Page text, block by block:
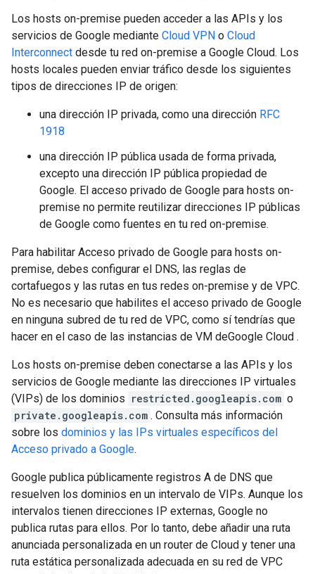
Los hosts on-premise pueden acceder a las APIs y los
servicios de Google mediante Cloud VPN o Cloud
Interconnect desde tu red on-premise a Google Cloud. Los
hosts locales pueden enviar tráfico desde los siguientes
tipos de direcciones IP de origen:
una dirección IP privada, como una dirección RFC
1918
una dirección IP pública usada de forma privada,
excepto una dirección IP pública propiedad de
Google. El acceso privado de Google para hosts on-
premise no permite reutilizar direcciones IP públicas
de Google como fuentes en tu red on-premise.
Para habilitar Acceso privado de Google para hosts on-
premise, debes configurar el DNS, las reglas de
cortafuegos y las rutas en tus redes on-premise y de VPC.
No es necesario que habilites el acceso privado de Google
en ninguna subred de tu red de VPC, como sí tendrías que
hacer en el caso de las instancias de VM deGoogle Cloud .
Los hosts on-premise deben conectarse a las APIs y los
servicios de Google mediante las direcciones IP virtuales
(VIPs) de los dominios restricted.googleapis.com o
private.googleapis.com . Consulta más información
sobre los dominios y las IPs virtuales específicos del
Acceso privado a Google.
Google publica públicamente registros A de DNS que
resuelven los dominios en un intervalo de VIPs. Aunque los
intervalos tienen direcciones IP externas, Google no
publica rutas para ellos. Por lo tanto, debe añadir una ruta
anunciada personalizada en un router de Cloud y tener una
ruta estática personalizada adecuada en su red de VPC